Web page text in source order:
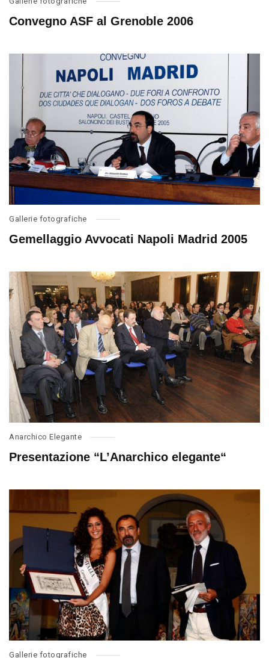
Convegno ASF al Grenoble 2006
Gallerie fotografiche
Gemellaggio Avvocati Napoli Madrid 2005
Anarchico Elegante
Presentazione “L’Anarchico elegante“
Gallerie fotografiche